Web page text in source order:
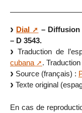
Dial
– Diffusion
– D 3543.
Traduction de
cubana
.
Source (français) :
Texte original
En cas de